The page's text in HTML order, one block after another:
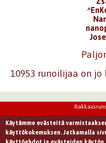
10953 runoilijaa on jo
Käytämme evästeitä
käyttökokemuksen. Jatkamalla